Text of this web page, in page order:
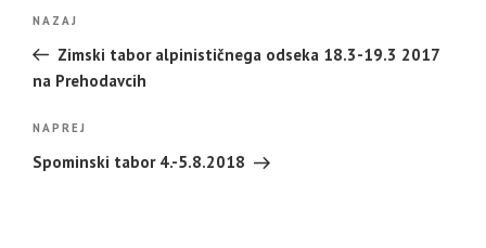
Prejšnji
prispevek
NAZAJ
Zimski tabor alpinističnega odseka 18.3-19.3 2017
na Prehodavcih
Naslednji
prispevek
NAPREJ
Spominski tabor 4.-5.8.2018